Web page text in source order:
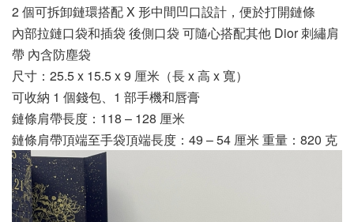
2 個可拆卸鏈環搭配 X 形中間凹口設計，便於打開鏈條
內部拉鏈口袋和插袋 後側口袋 可隨心搭配其他 Dior 刺繡肩
帶 內含防塵袋
尺寸：25.5 x 15.5 x 9 厘米（長 x 高 x 寬）
可收納 1 個錢包、1 部手機和唇膏
鏈條肩帶長度：118 – 128 厘米
鏈條肩帶頂端至手袋頂端長度：49 – 54 厘米 重量：820 克